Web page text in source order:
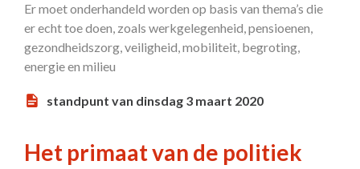
Er moet onderhandeld worden op basis van thema’s die
er echt toe doen, zoals werkgelegenheid, pensioenen,
gezondheidszorg, veiligheid, mobiliteit, begroting,
energie en milieu
standpunt van dinsdag 3 maart 2020
Het primaat van de politiek